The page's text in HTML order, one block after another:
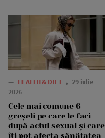
— HEALTH & DIET
29 iulie
2026
Cele mai comune 6
greșeli pe care le faci
după actul sexual și care
îți pot afecta sănătatea